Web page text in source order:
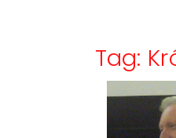
Tag: